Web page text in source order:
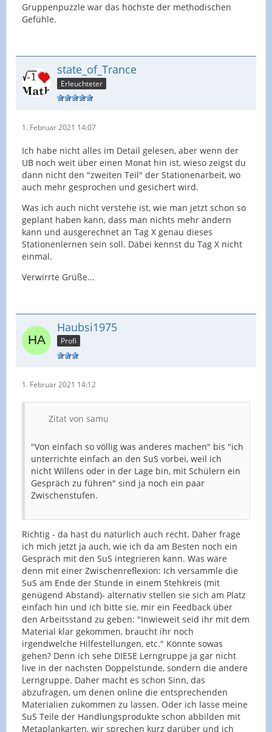
Gruppenpuzzle war das höchste der methodischen
Gefühle.
state_of_Trance
Erleuchteter
1. Februar 2021 14:07
Ich habe nicht alles im Detail gelesen, aber wenn der
UB noch weit über einen Monat hin ist, wieso zeigst du
dann nicht den "zweiten Teil" der Stationenarbeit, wo
auch mehr gesprochen und gesichert wird.
Was ich auch nicht verstehe ist, wie man jetzt schon so
geplant haben kann, dass man nichts mehr ändern
kann und ausgerechnet an Tag X genau dieses
Stationenlernen sein soll. Dabei kennst du Tag X nicht
einmal.
Verwirrte Grüße...
Haubsi1975
Profi
1. Februar 2021 14:12
Zitat von samu
"Von einfach so völlig was anderes machen" bis "ich
unterrichte einfach an den SuS vorbei, weil ich
nicht Willens oder in der Lage bin, mit Schülern ein
Gespräch zu führen" sind ja noch ein paar
Zwischenstufen.
Richtig - da hast du natürlich auch recht. Daher frage
ich mich jetzt ja auch, wie ich da am Besten noch ein
Gespräch mit den SuS integrieren kann. Was wäre
denn mit einer Zwischenreflexion: Ich versammle die
SuS am Ende der Stunde in einem Stehkreis (mit
genügend Abstand)- alternativ stellen sie sich am Platz
einfach hin und ich bitte sie, mir ein Feedback über
den Arbeitsstand zu geben: "Inwieweit seid ihr mit dem
Material klar gekommen, braucht ihr noch
irgendwelche Hilfestellungen, etc." Könnte sowas
gehen? Denn ich sehe DIESE Lerngruppe ja gar nicht
live in der nächsten Doppelstunde, sondern die andere
Lerngruppe. Daher macht es schon Sinn, das
abzufragen, um denen online die entsprechenden
Materialien zukommen zu lassen. Oder ich lasse meine
SuS Teile der Handlungsprodukte schon abbilden mit
Metaplankarten, wir sprechen kurz darüber und ich